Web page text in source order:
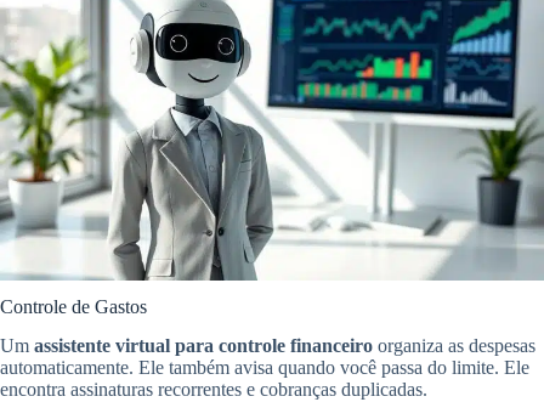
Controle de Gastos
Um assistente virtual para controle financeiro organiza as despesas
automaticamente. Ele também avisa quando você passa do limite. Ele
encontra assinaturas recorrentes e cobranças duplicadas.